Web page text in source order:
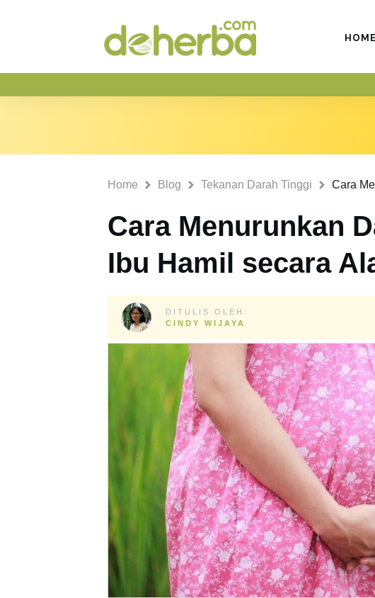
HOME
Home Blog Tekanan Darah Tinggi
Cara Menurunkan
Ibu Hamil secara
DITULIS OLEH:
CINDY WIJAYA